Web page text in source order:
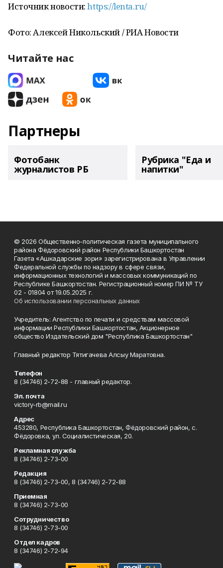
Источник новости:https://lenta.ru/
Фото: Алексей Никольский / РИА Новости
Читайте нас
Партнеры
Фотобанк
журналистов РБ
Рубрика "Еда и
напитки"
© 2026 Общественно-политическая газета муниципального
района Фёдоровский район Республики Башкортостан
Газета «Ашкадарские зори» зарегистрирована в Управлении
Федеральной службы по надзору в сфере связи,
информационных технологий и массовых коммуникаций по
Республике Башкортостан. Регистрационный номер ПИ № ТУ
02 - 01804 от 19.05.2025 г.
Об использовании персональных данных
Учредитель: Агентство по печати и средствам массовой
информации Республики Башкортостан, Акционерное
общество Издательский дом "Республика Башкортостан"
Главный редактор Тятигачева Алсыу Маратовна.
Телефон
8 (34746) 2-72-88 - главный редактор.
Эл. почта
victory-rb@mail.ru
Адрес
453280, Республика Башкортостан, Фёдоровский район, с.
Фёдоровка, ул. Социалистическая, 20.
Рекламная служба
8 (34746) 2-73-00
Редакция
8 (34746) 2-73-00, 8 (34746) 2-72-88
Приемная
8 (34746) 2-73-00
Сотрудничество
8 (34746) 2-73-00
Отдел кадров
8 (34746) 2-72-94